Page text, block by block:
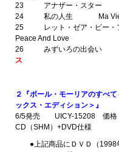
23 アナザー・スター
24 私の人生 Ma
25 レット・ゼア・ビー・
Peace And Love
26 みずいろの出会
ス
２『ポール・モーリアのすべ
ックス・エディション＞』
6/5発売 UICY-15208 価格：
CD（SHM）+DVD仕様
●上記商品にＤＶＤ（1998